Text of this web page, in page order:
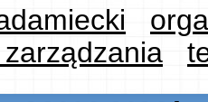
zarządzania